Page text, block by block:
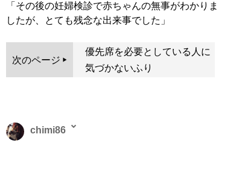
「その後の妊婦検診で赤ちゃんの無事がわかりま
したが、とても残念な出来事でした」
次のページ
優先席を必要としている人に
気づかないふり
chimi86